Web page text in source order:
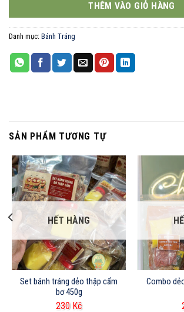
THÊM VÀO GIỎ HÀNG
Danh mục: Bánh Tráng
SẢN PHẨM TƯƠNG TỰ
HẾT HÀNG
Set bánh tráng dẻo thập cẩm
bơ 450g
230 Kč
Combo